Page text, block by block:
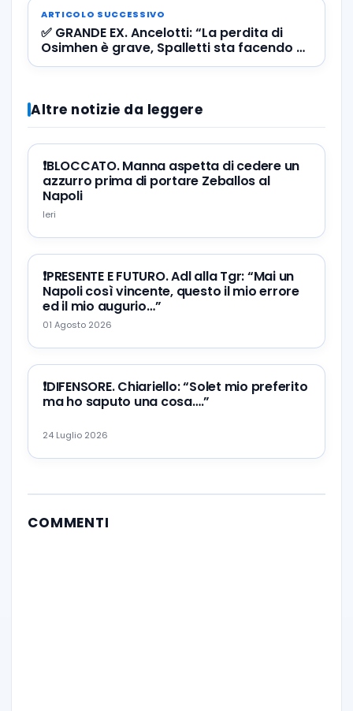
ARTICOLO SUCCESSIVO
✅ GRANDE EX. Ancelotti: “La perdita di
Osimhen è grave, Spalletti sta facendo un
grande lavoro”
Altre notizie da leggere
❗️BLOCCATO. Manna aspetta di cedere un
azzurro prima di portare Zeballos al
Napoli
Ieri
❗️PRESENTE E FUTURO. Adl alla Tgr: “Mai un
Napoli così vincente, questo il mio errore
ed il mio augurio…”
01 Agosto 2026
❗️DIFENSORE. Chiariello: “Solet mio preferito
ma ho saputo una cosa….”
24 Luglio 2026
COMMENTI